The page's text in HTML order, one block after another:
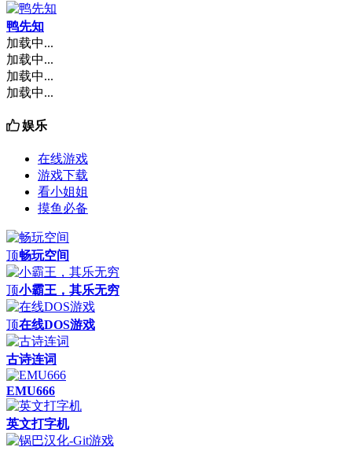
鸭先知
加载中...
加载中...
加载中...
加载中...
娱乐
在线游戏
游戏下载
看小姐姐
摸鱼必备
顶畅玩空间
顶小霸王，其乐无穷
顶在线DOS游戏
古诗连词
EMU666
英文打字机